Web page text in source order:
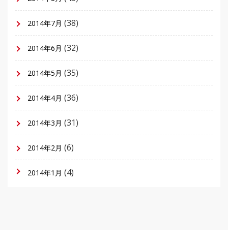
2014年7月 (38)
2014年6月 (32)
2014年5月 (35)
2014年4月 (36)
2014年3月 (31)
2014年2月 (6)
2014年1月 (4)